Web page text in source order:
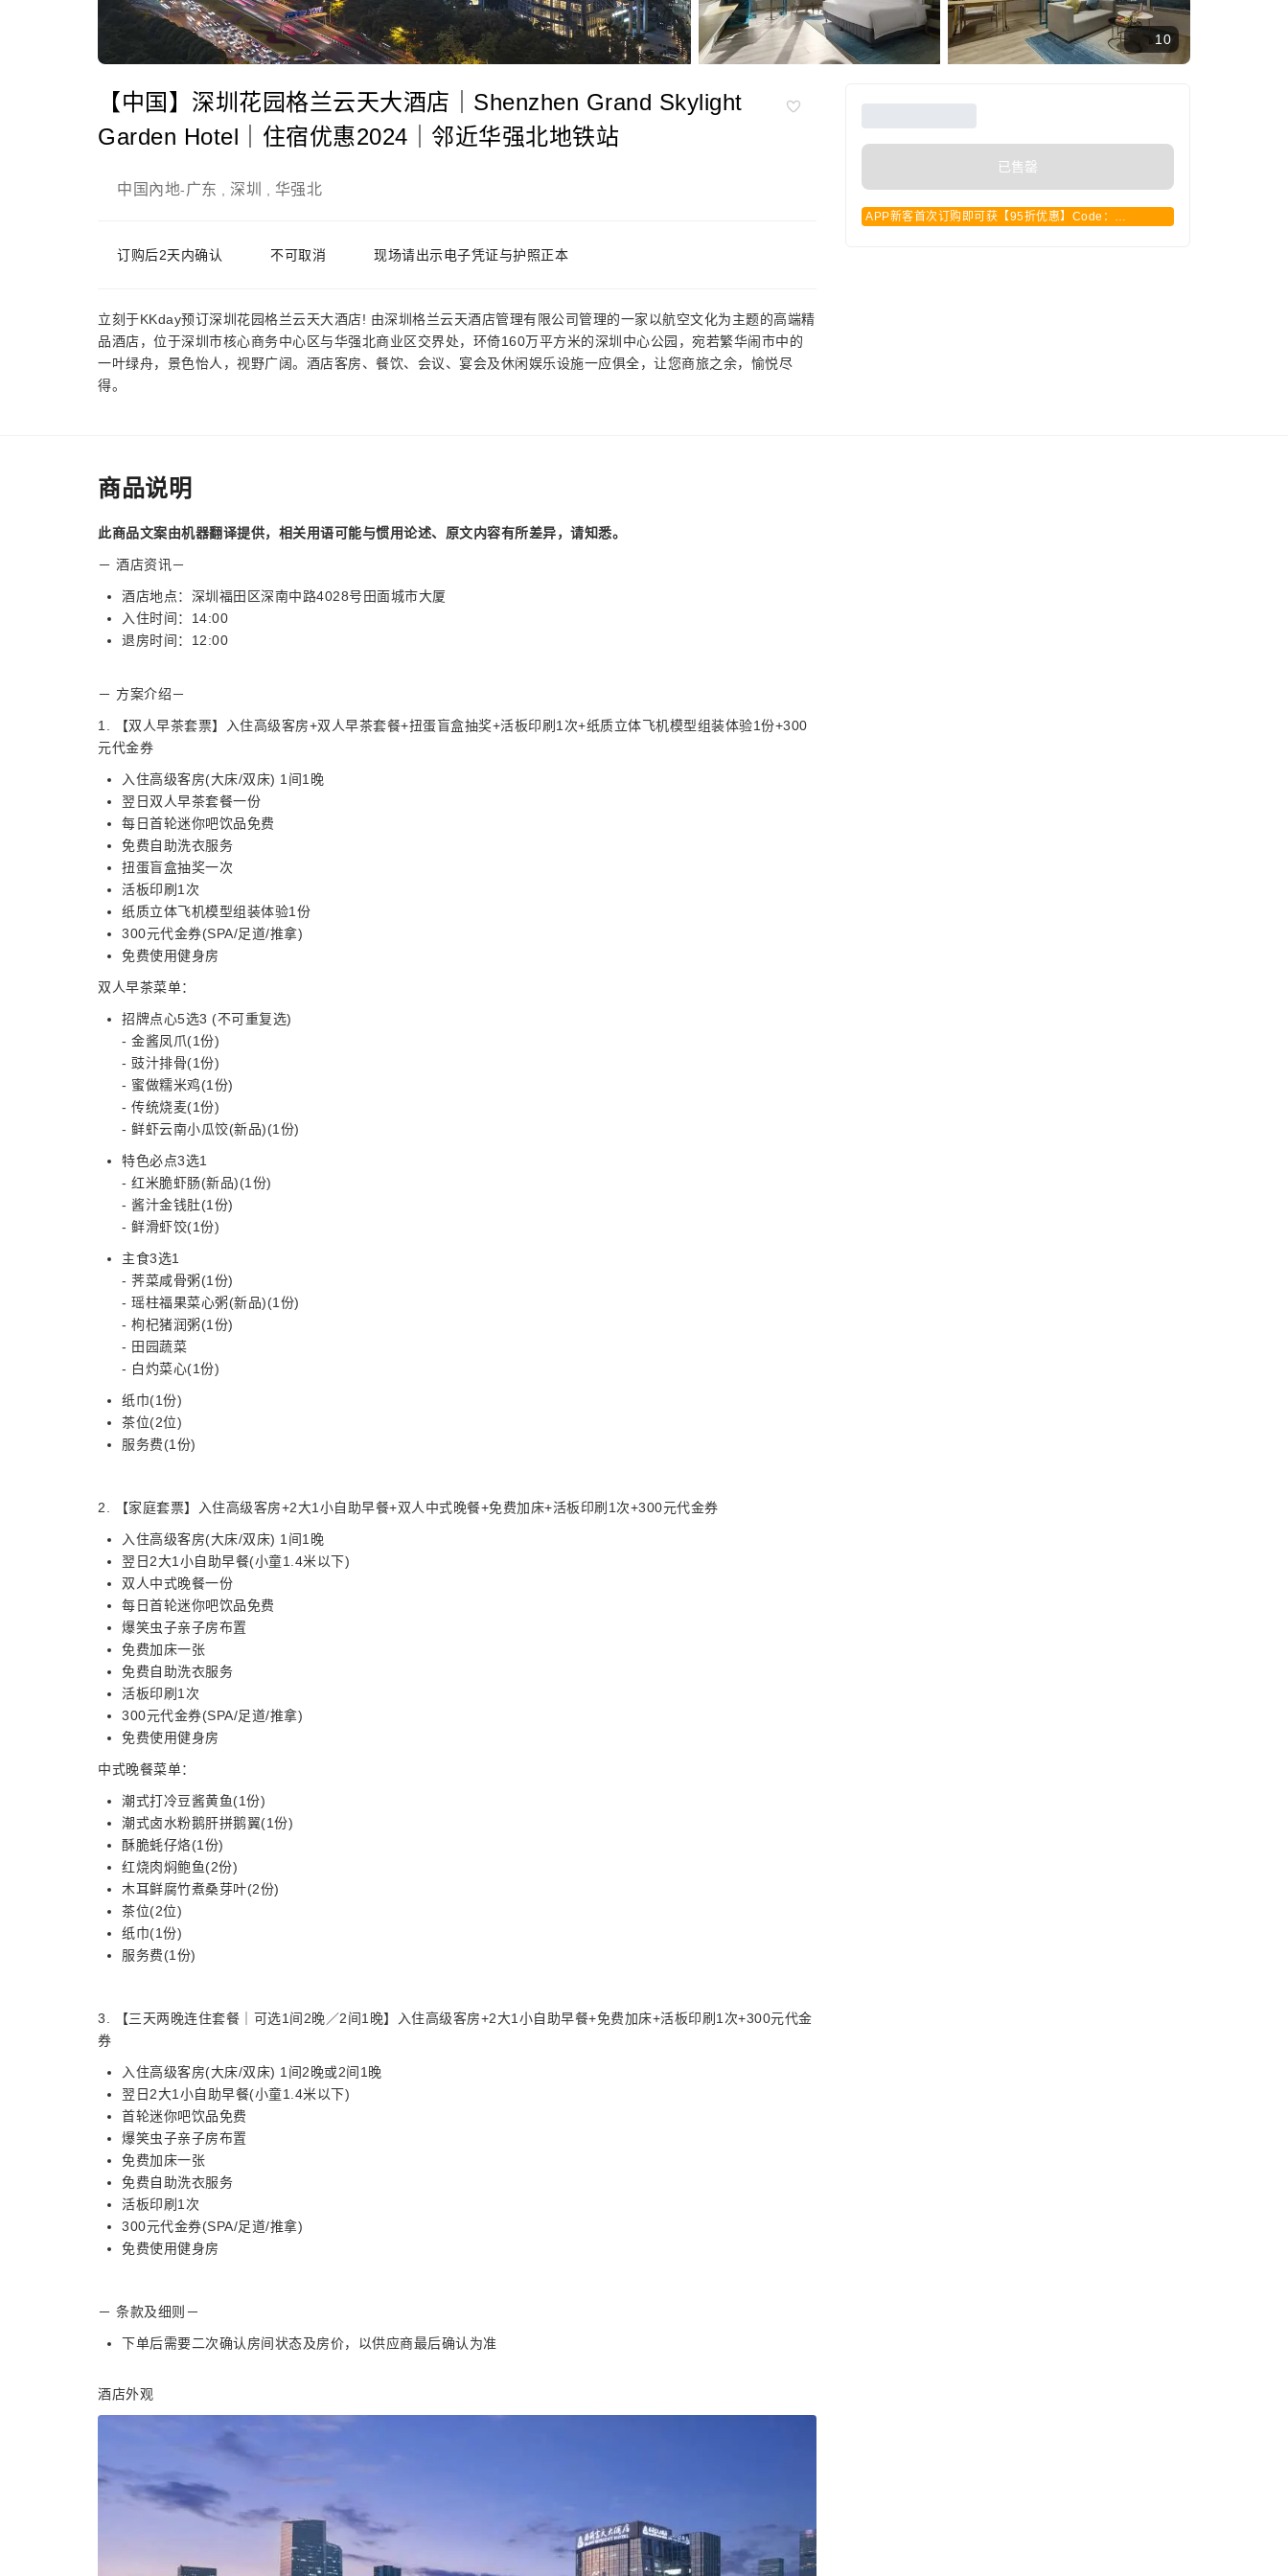
10
【中国】深圳花园格兰云天大酒店｜Shenzhen Grand Skylight
Garden Hotel｜住宿优惠2024｜邻近华强北地铁站
中国內地-广东 深圳 华强北
订购后2天内确认 不可取消 现场请出示电子凭证与护照正本
立刻于KKday预订深圳花园格兰云天大酒店! 由深圳格兰云天酒店管理有限公司管理的一家以航空文化为主题的高端精
品酒店，位于深圳市核心商务中心区与华强北商业区交界处，环倚160万平方米的深圳中心公园，宛若繁华闹市中的
一叶绿舟，景色怡人，视野广阔。酒店客房、餐饮、会议、宴会及休闲娱乐设施一应俱全，让您商旅之余，愉悦尽
得。
已售罄
APP新客首次订购即可获【95折优惠】Code：
商品说明
此商品文案由机器翻译提供，相关用语可能与惯用论述、原文内容有所差异，请知悉。
－ 酒店资讯－
酒店地点：深圳福田区深南中路4028号田面城市大厦
入住时间：14:00
退房时间：12:00
－ 方案介绍－
1. 【双人早茶套票】入住高级客房+双人早茶套餐+扭蛋盲盒抽奖+活板印刷1次+纸质立体飞机模型组装体验1份+300
元代金券
入住高级客房(大床/双床) 1间1晚
翌日双人早茶套餐一份
每日首轮迷你吧饮品免费
免费自助洗衣服务
扭蛋盲盒抽奖一次
活板印刷1次
纸质立体飞机模型组装体验1份
300元代金券(SPA/足道/推拿)
免费使用健身房
双人早茶菜单：
招牌点心5选3 (不可重复选)
- 金酱凤爪(1份)
- 豉汁排骨(1份)
- 蜜做糯米鸡(1份)
- 传统烧麦(1份)
- 鲜虾云南小瓜饺(新品)(1份)
特色必点3选1
- 红米脆虾肠(新品)(1份)
- 酱汁金钱肚(1份)
- 鲜滑虾饺(1份)
主食3选1
- 荠菜咸骨粥(1份)
- 瑶柱福果菜心粥(新品)(1份)
- 枸杞猪润粥(1份)
- 田园蔬菜
- 白灼菜心(1份)
纸巾(1份)
茶位(2位)
服务费(1份)
2. 【家庭套票】入住高级客房+2大1小自助早餐+双人中式晚餐+免费加床+活板印刷1次+300元代金券
入住高级客房(大床/双床) 1间1晚
翌日2大1小自助早餐(小童1.4米以下)
双人中式晚餐一份
每日首轮迷你吧饮品免费
爆笑虫子亲子房布置
免费加床一张
免费自助洗衣服务
活板印刷1次
300元代金券(SPA/足道/推拿)
免费使用健身房
中式晚餐菜单：
潮式打冷豆酱黄鱼(1份)
潮式卤水粉鹅肝拼鹅翼(1份)
酥脆蚝仔烙(1份)
红烧肉焖鲍鱼(2份)
木耳鲜腐竹煮桑芽叶(2份)
茶位(2位)
纸巾(1份)
服务费(1份)
3. 【三天两晚连住套餐｜可选1间2晚／2间1晚】入住高级客房+2大1小自助早餐+免费加床+活板印刷1次+300元代金
券
入住高级客房(大床/双床) 1间2晚或2间1晚
翌日2大1小自助早餐(小童1.4米以下)
首轮迷你吧饮品免费
爆笑虫子亲子房布置
免费加床一张
免费自助洗衣服务
活板印刷1次
300元代金券(SPA/足道/推拿)
免费使用健身房
－ 条款及细则－
下单后需要二次确认房间状态及房价，以供应商最后确认为准
酒店外观